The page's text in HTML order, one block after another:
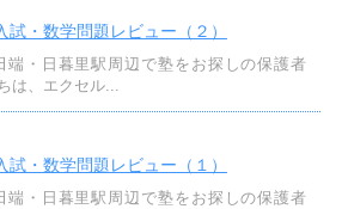
・数学問題レビュー（２）
端・日暮里駅周辺で塾をお探しの保護者
は、エクセル...
・数学問題レビュー（１）
端・日暮里駅周辺で塾をお探しの保護者